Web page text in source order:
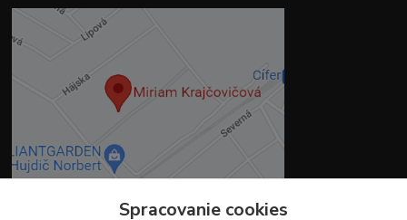
Spracovanie cookies